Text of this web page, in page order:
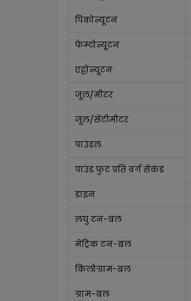
पिकोन्यूटन
फेम्टोन्यूटन
एट्टोन्यूटन
जूल/मीटर
जूल/सेंटीमीटर
पाउंडल
पाउंड फुट प्रति वर्ग सेकंड
डाइन
लघु टन-बल
मेट्रिक टन-बल
किलोग्राम-बल
ग्राम-बल